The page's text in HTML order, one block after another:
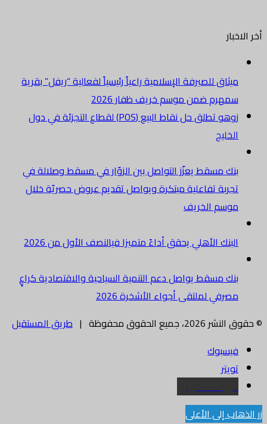
أخر الاخبار
ميثاق للصيرفة الإسلامية راعياً رئيسياً لفعالية “ريفل” بقرية
سمهرم ضمن موسم خريف ظفار 2026
زوهو تطلق حل نقاط البيع (POS) لقطاع التجزئة في دول
الخليج
بنك مسقط يعزّز التواصل بين الزوّار في مسقط وصلالة في
تجربة تفاعلية مبتكرة ويواصل تقديم عروض حصريّة خلال
موسم الخريف
البنك الأهلي يحقق أداءً متميزا فيالنصف الأول من 2026
بنك مسقط يواصل دعم التنمية السياحية والاقتصادية كراعٍ
مصرفي لملتقى أجواء الأشخرة 2026
© حقوق النشر 2026، جميع الحقوق محفوظة |
طريق المستقبل
فيسبوك
تويتر
البريد الالكتروني
زر الذهاب إلى الأعلى